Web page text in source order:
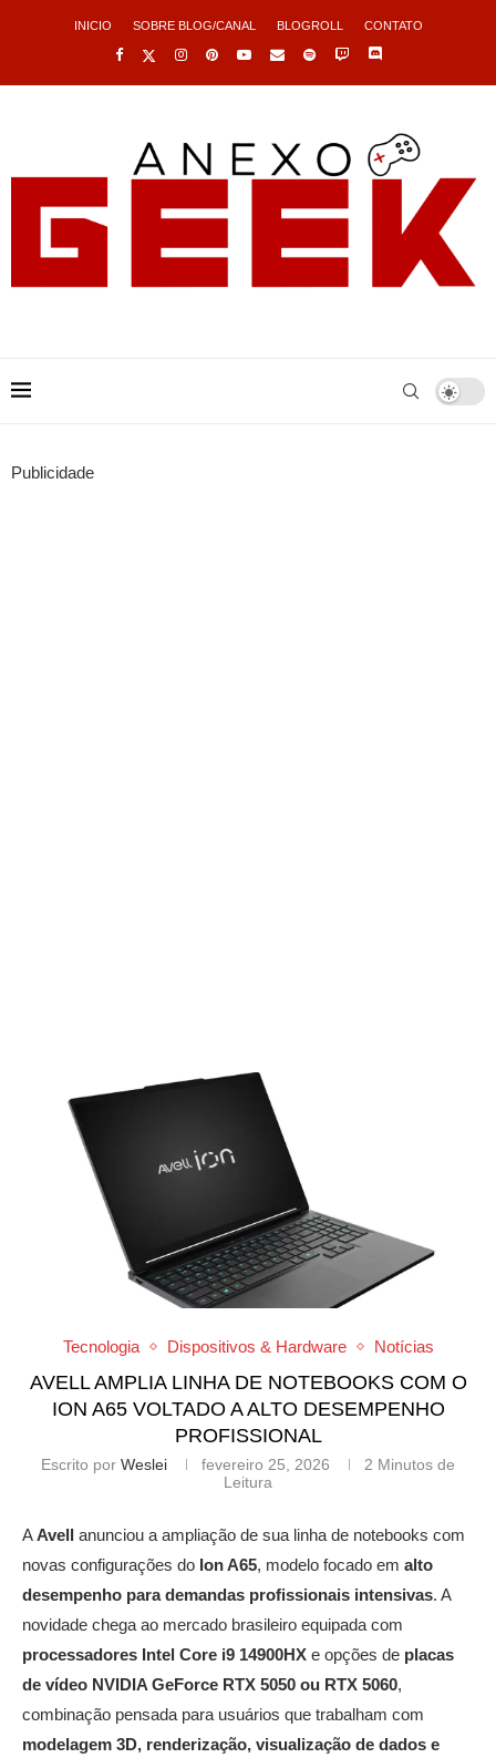
INICIO SOBRE BLOG/CANAL BLOGROLL CONTATO
Publicidade
Tecnologia Dispositivos & Hardware Notícias
AVELL AMPLIA LINHA DE NOTEBOOKS COM O
ION A65 VOLTADO A ALTO DESEMPENHO
PROFISSIONAL
Escrito por Weslei fevereiro 25, 2026
2 Minutos de
Leitura
AAvell anunciou a ampliação de sua linha de notebooks com
novas configurações do Ion A65, modelo focado em alto
desempenho para demandas profissionais intensivas. A
novidade chega ao mercado brasileiro equipada com
processadores Intel Core i9 14900HX e opções de placas
de vídeo NVIDIA GeForce RTX 5050 ou RTX 5060,
combinação pensada para usuários que trabalham com
modelagem 3D, renderização, visualização de dados e